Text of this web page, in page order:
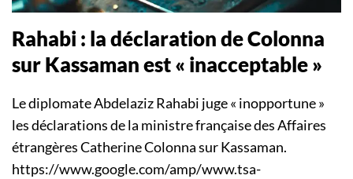
Rahabi : la déclaration de Colonna
sur Kassaman est « inacceptable »
Le diplomate Abdelaziz Rahabi juge « inopportune »
les déclarations de la ministre française des Affaires
étrangères Catherine Colonna sur Kassaman.
https://www.google.com/amp/www.tsa-